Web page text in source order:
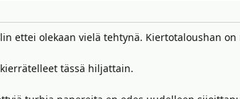
ettei olekaan vielä tehtynä. Kiertotaloushan on
tässä hiljattain.